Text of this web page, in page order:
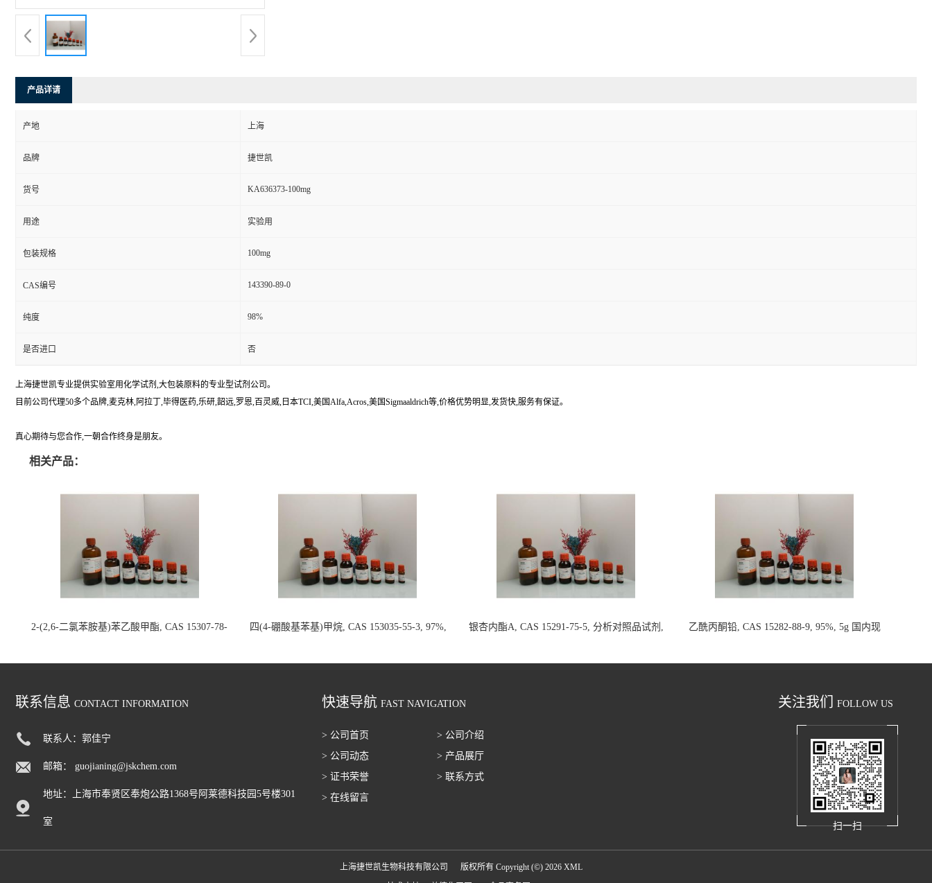
产品详请
产地 上海
品牌 捷世凯
货号 KA636373-100mg
用途 实验用
包装规格 100mg
CAS编号 143390-89-0
纯度 98%
是否进口 否
上海捷世凯专业提供实验室用化学试剂,大包装原料的专业型试剂公司。
目前公司代理50多个品牌,麦克林,阿拉丁,毕得医药,乐研,韶远,罗恩,百灵威,日本TCI,美国Alfa,Acros,美国Sigmaaldrich等,价格优势明显,发货快,服务有保证。
真心期待与您合作,一朝合作终身是朋友。
相关产品：
2-(2,6-二氯苯胺基)苯乙酸甲酯, CAS 15307-78-
四(4-硼酸基苯基)甲烷, CAS 153035-55-3, 97%,
银杏内酯A, CAS 15291-75-5, 分析对照品试剂,
乙酰丙酮铅, CAS 15282-88-9, 95%, 5g 国内现
联系信息 CONTACT INFORMATION
联系人：郭佳宁
邮箱： guojianing@jskchem.com
地址：上海市奉贤区奉炮公路1368号阿莱德科技园5号楼301
室
快速导航 FAST NAVIGATION
> 公司首页
> 公司介绍
> 公司动态
> 产品展厅
> 证书荣誉
> 联系方式
> 在线留言
关注我们 FOLLOW US
扫一扫
上海捷世凯生物科技有限公司 版权所有 Copyright (©) 2026 XML